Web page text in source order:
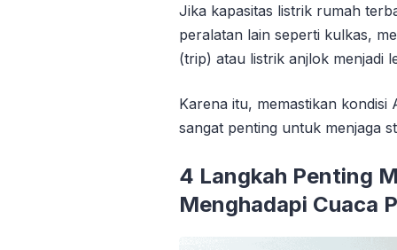
Jika kapasitas listrik rumah
peralatan lain seperti kulkas,
(trip) atau listrik anjlok menjadi
Karena itu, memastikan kondisi
sangat penting untuk menjaga
4 Langkah Penting
Menghadapi Cuaca